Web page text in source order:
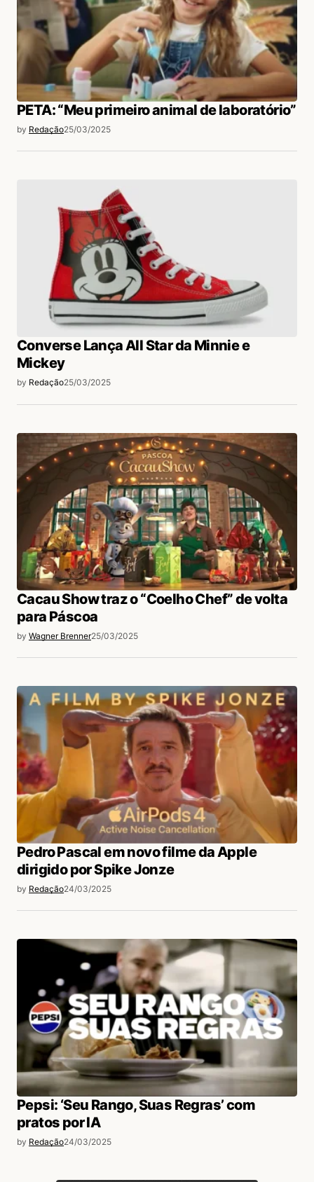
PETA: “Meu primeiro animal de laboratório”
by Redação25/03/2025
Converse Lança All Star da Minnie e
Mickey
by Redação25/03/2025
Cacau Show traz o “Coelho Chef” de volta
para Páscoa
by Wagner Brenner25/03/2025
Pedro Pascal em novo filme da Apple
dirigido por Spike Jonze
by Redação24/03/2025
Pepsi: ‘Seu Rango, Suas Regras’ com
pratos por IA
by Redação24/03/2025